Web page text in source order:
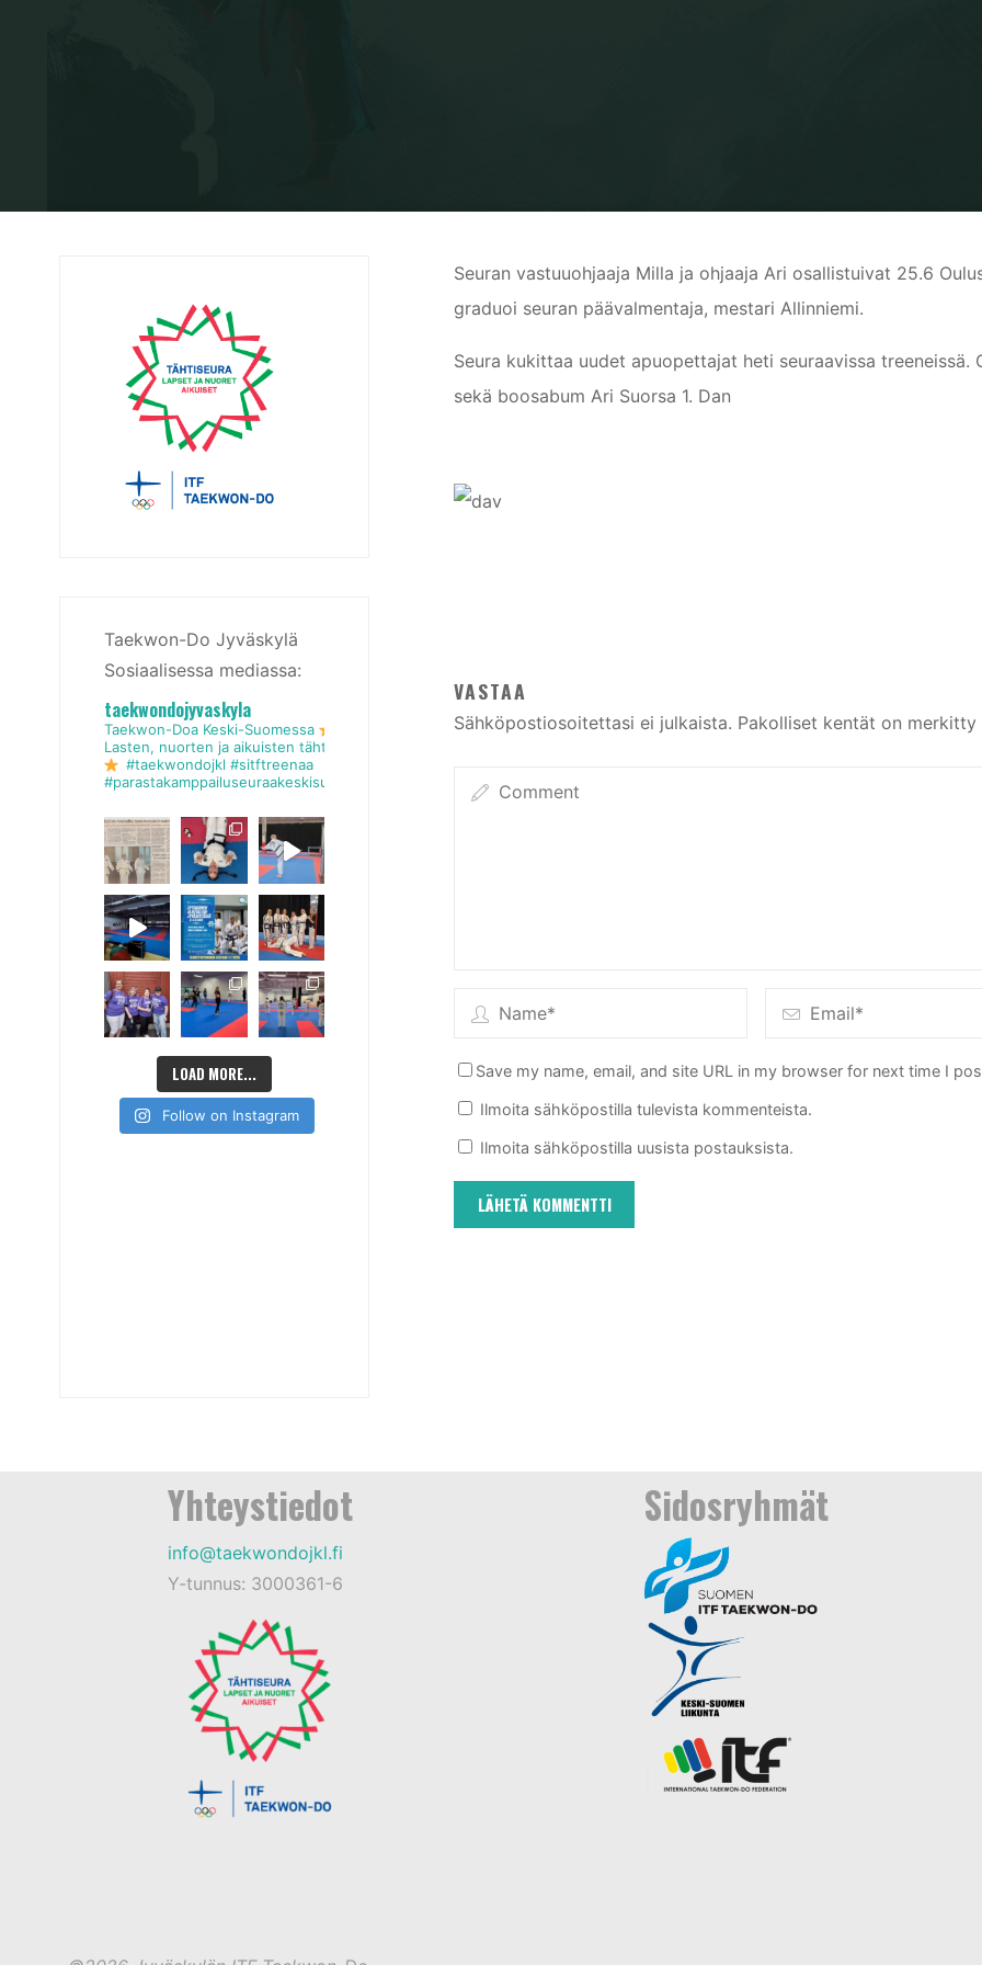
Seuran vastuuohjaaja Milla ja ohjaaja Ari osallistuivat 25.6
graduoi seuran päävalmentaja, mestari Allinniemi.
Seura kukittaa uudet apuopettajat heti seuraavissa
sekä boosabum Ari Suorsa 1. Dan
VASTAA
Sähköpostiosoitettasi ei julkaista. Pakolliset kentät on merkitty
Save my name, email, and site URL in my browser for next time I
Ilmoita sähköpostilla tulevista kommenteista.
Ilmoita sähköpostilla uusista postauksista.
Taekwon-Do Jyväskylä
Sosiaalisessa mediassa:
taekwondojyvaskyla
Taekwon-Doa Keski-Suomessa
Lasten, nuorten ja aikuisten tähtiseura
#taekwondojkl #sitftreenaa
#parastakamppailuseuraakeskisuomessa
LOAD MORE...
Follow on Instagram
Yhteystiedot
info@taekwondojkl.fi
Y-tunnus: 3000361-6
Sidosryhmät